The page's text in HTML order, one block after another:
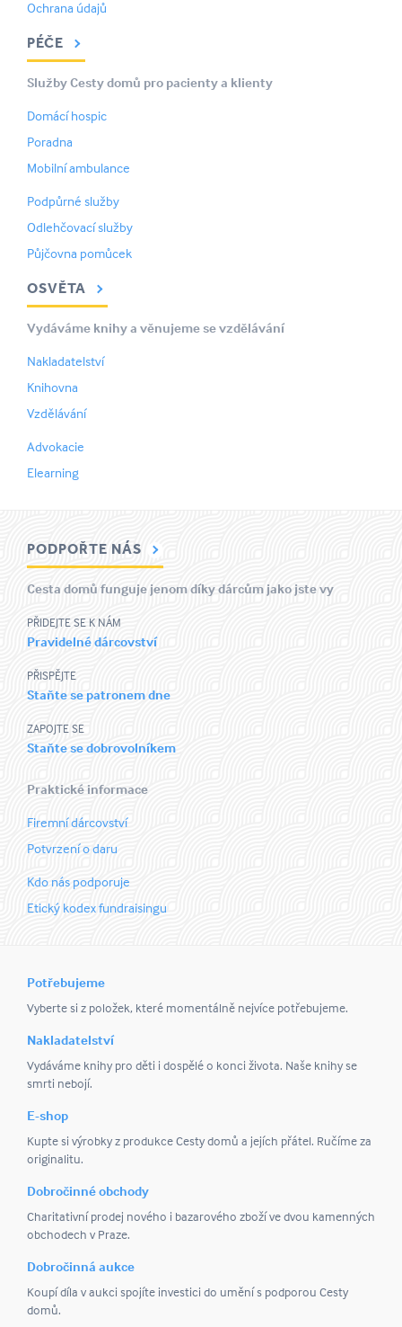
Ochrana údajů
PÉČE
Služby Cesty domů pro pacienty a klienty
Domácí hospic
Poradna
Mobilní ambulance
Podpůrné služby
Odlehčovací služby
Půjčovna pomůcek
OSVĚTA
Vydáváme knihy a věnujeme se vzdělávání
Nakladatelství
Knihovna
Vzdělávání
Advokacie
Elearning
PODPOŘTE NÁS
Cesta domů funguje jenom díky dárcům jako jste vy
PŘIDEJTE SE K NÁM
Pravidelné dárcovství
PŘISPĚJTE
Staňte se patronem dne
ZAPOJTE SE
Staňte se dobrovolníkem
Praktické informace
Firemní dárcovství
Potvrzení o daru
Kdo nás podporuje
Etický kodex fundraisingu
Potřebujeme
Vyberte si z položek, které momentálně nejvíce potřebujeme.
Nakladatelství
Vydáváme knihy pro děti i dospělé o konci života. Naše knihy se
smrti nebojí.
E-shop
Kupte si výrobky z produkce Cesty domů a jejích přátel. Ručíme za
originalitu.
Dobročinné obchody
Charitativní prodej nového i bazarového zboží ve dvou kamenných
obchodech v Praze.
Dobročinná aukce
Koupí díla v aukci spojíte investici do umění s podporou Cesty
domů.